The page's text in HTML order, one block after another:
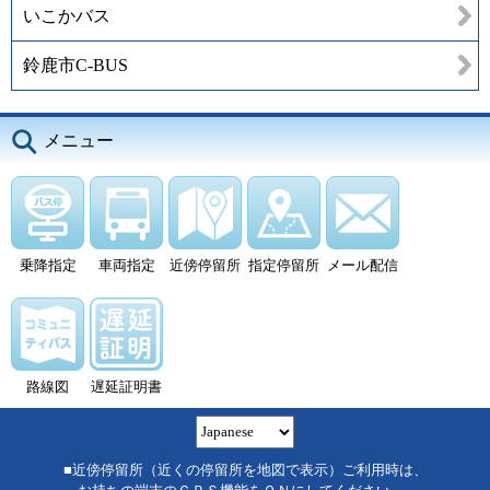
いこかバス
鈴鹿市C-BUS
メニュー
乗降指定 車両指定 近傍停留所 指定停留所 メール配信
路線図 遅延証明書
■近傍停留所（近くの停留所を地図で表示）ご利用時は、